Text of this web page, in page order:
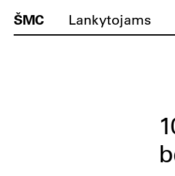
ŠMC Lankytojams